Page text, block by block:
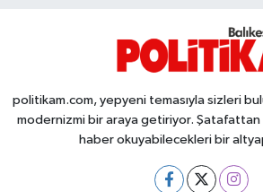
politikam.com, yepyeni temasıyla sizleri
modernizmi bir araya getiriyor. Şatafattan
haber okuyabilecekleri bir